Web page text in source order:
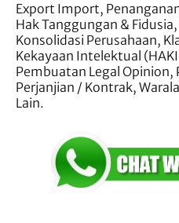
Export Import,
Hak Tanggungan &
Konsolidasi Perusahaan,
Kekayaan Intelektual
Pembuatan Legal Opinion,
Perjanjian / Kontrak,
Lain.